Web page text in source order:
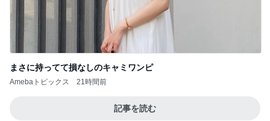
まさに持ってて損なしのキャミワンピ
Amebaトピックス 21時間前
記事を読む